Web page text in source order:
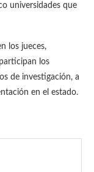
universidades que
los jueces,
los
de investigación, a
en el estado.